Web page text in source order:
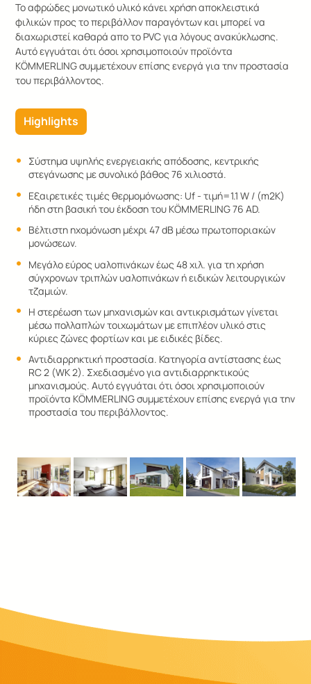
Το αφρώδες μονωτικό υλικό κάνει χρήση αποκλειστικά
φιλικών προς το περιβάλλον παραγόντων και μπορεί να
διαχωριστεί καθαρά απο το PVC για λόγους ανακύκλωσης.
Αυτό εγγυάται ότι όσοι χρησιμοποιούν προϊόντα
KÖMMERLING συμμετέχουν επίσης ενεργά για την προστασία
του περιβάλλοντος.
Highlights
Σύστημα υψηλής ενεργειακής απόδοσης, κεντρικής
στεγάνωσης με συνολικό βάθος 76 χιλιοστά.
Εξαιρετικές τιμές θερμομόνωσης: Uf - τιμή=1.1 W / (m2K)
ήδη στη βασική του έκδοση του KÖMMERLING 76 AD.
Βέλτιστη ηχομόνωση μέχρι 47 dB μέσω πρωτοποριακών
μονώσεων.
Μεγάλο εύρος υαλοπινάκων έως 48 χιλ. για τη χρήση
σύγχρονων τριπλών υαλοπινάκων ή ειδικών λειτουργικών
τζαμιών.
Η στερέωση των μηχανισμών και αντικρισμάτων γίνεται
μέσω πολλαπλών τοιχωμάτων με επιπλέον υλικό στις
κύριες ζώνες φορτίων και με ειδικές βίδες.
Αντιδιαρρηκτική προστασία. Κατηγορία αντίστασης έως
RC 2 (WK 2). Σχεδιασμένο για αντιδιαρρηκτικούς
μηχανισμούς. Αυτό εγγυάται ότι όσοι χρησιμοποιούν
προϊόντα KÖMMERLING συμμετέχουν επίσης ενεργά για την
προστασία του περιβάλλοντος.